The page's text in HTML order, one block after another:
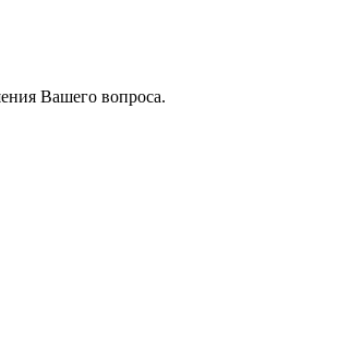
Вашего вопроса.